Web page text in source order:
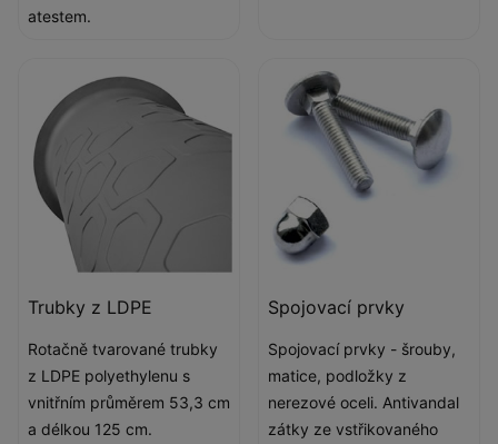
atestem.
Trubky z LDPE
Rotačně tvarované trubky
z LDPE polyethylenu s
vnitřním průměrem 53,3 cm
a délkou 125 cm.
Spojovací prvky
Spojovací prvky - šrouby,
matice, podložky z
nerezové oceli. Antivandal
zátky ze vstřikovaného